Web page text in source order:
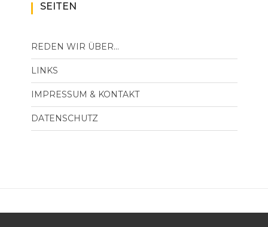
SEITEN
REDEN WIR ÜBER…
LINKS
IMPRESSUM & KONTAKT
DATENSCHUTZ